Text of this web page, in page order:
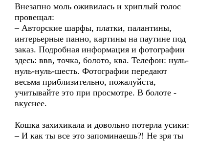
Внезапно моль оживилась и хриплый голос
провещал:
– Авторские шарфы, платки, палантины,
интерьерные панно, картины на паутине под
заказ. Подробная информация и фотографии
здесь: ввв, точка, болото, ква. Телефон: нуль-
нуль-нуль-шесть. Фотографии передают
весьма приблизительно, пожалуйста,
учитывайте это при просмотре. В болоте -
вкуснее.
Кошка захихикала и довольно потерла усики:
– И как ты все это запоминаешь?! Не зря ты